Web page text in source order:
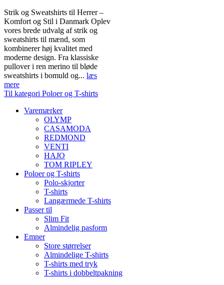
Strik og Sweatshirts til Herrer –
Komfort og Stil i Danmark Oplev
vores brede udvalg af strik og
sweatshirts til mænd, som
kombinerer høj kvalitet med
moderne design. Fra klassiske
pullover i ren merino til bløde
sweatshirts i bomuld og... læs
mere
Til kategori Poloer og T-shirts
Varemærker
OLYMP
CASAMODA
REDMOND
VENTI
HAJO
TOM RIPLEY
Poloer og T-shirts
Polo-skjorter
T-shirts
Langærmede T-shirts
Passer til
Slim Fit
Almindelig pasform
Emner
Store størrelser
Almindelige T-shirts
T-shirts med tryk
T-shirts i dobbeltpakning